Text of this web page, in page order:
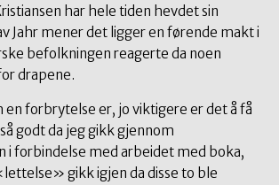
har hele tiden hevdet sin
Jahr mener det ligger en førende makt i
befolkningen reagerte da noen
drapene.
en forbrytelse er, jo viktigere er det å få
godt da jeg gikk gjennom
i forbindelse med arbeidet med boka,
gikk igjen da disse to ble